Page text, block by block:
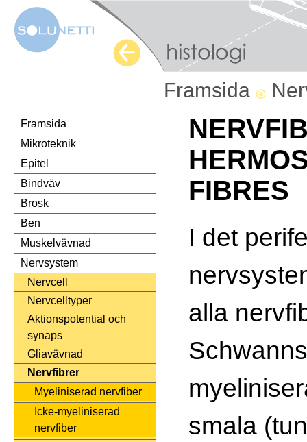
Framsida
Framsida
Mikroteknik
Epitel
Bindväv
Brosk
Ben
Muskelvävnad
Nervsystem
Nervcell
Nervcelltyper
Aktionspotential och
synaps
Gliavävnad
Nervfibrer
Myeliniserad nervfiber
Icke-myeliniserad
nervfiber
FIBRES
I det
alla
smala